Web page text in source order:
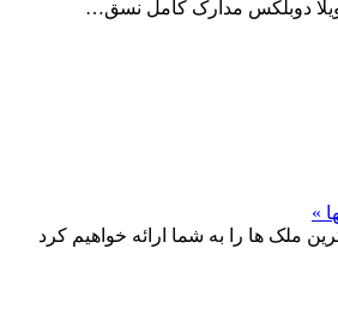
»
ملک ها را به شما ارائه خواهیم کرد